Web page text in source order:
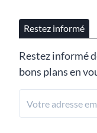
Restez informé
Restez informé
bons plans en